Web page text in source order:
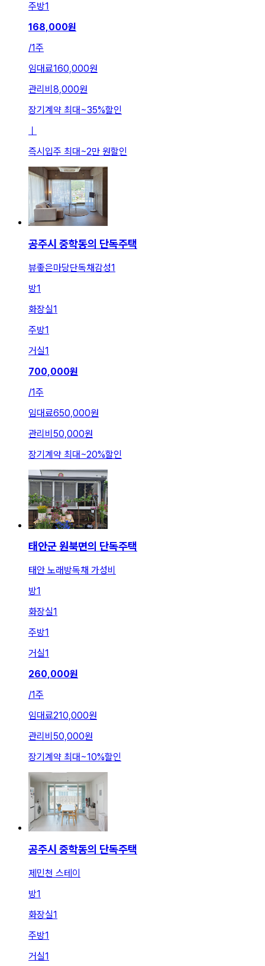
주방1
168,000원
/1주
임대료160,000원
관리비 8,000원
장기계약 최대 ~35%할인
즉시입주 최대 ~2만 원할인
공주시 중학동의 단독주택
뷰좋은마당단독채감성1
방1
화장실1
주방1
거실1
700,000원
/1주
임대료650,000원
관리비 50,000원
장기계약 최대~20%할인
태안군 원북면의 단독주택
태안 노래방독채 가성비
방1
화장실1
주방1
거실1
260,000원
/1주
임대료210,000원
관리비 50,000원
장기계약 최대~10%할인
공주시 중학동의 단독주택
제민천 스테이
방1
화장실1
주방1
거실1